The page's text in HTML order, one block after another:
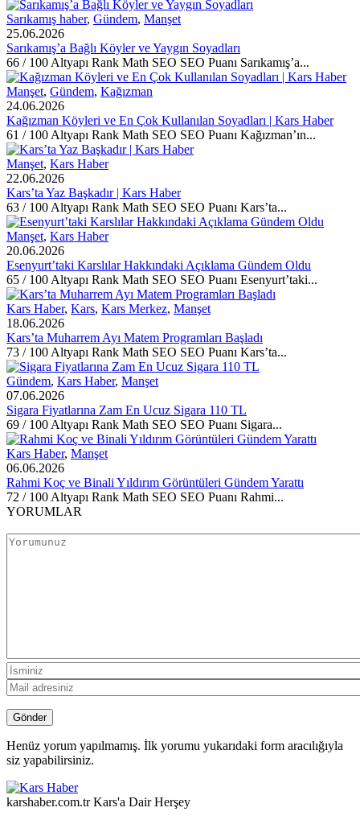
Sarıkamış haber, Gündem, Manşet
25.06.2026
Sarıkamış’a Bağlı Köyler ve Yaygın Soyadları
66 / 100 Altyapı Rank Math SEO SEO Puanı Sarıkamış’a...
Manşet, Gündem, Kağızman
24.06.2026
Kağızman Köyleri ve En Çok Kullanılan Soyadları | Kars Haber
61 / 100 Altyapı Rank Math SEO SEO Puanı Kağızman’ın...
Manşet, Kars Haber
22.06.2026
Kars’ta Yaz Başkadır | Kars Haber
63 / 100 Altyapı Rank Math SEO SEO Puanı Kars’ta...
Manşet, Kars Haber
20.06.2026
Esenyurt’taki Karslılar Hakkındaki Açıklama Gündem Oldu
65 / 100 Altyapı Rank Math SEO SEO Puanı Esenyurt’taki...
Kars Haber, Kars, Kars Merkez, Manşet
18.06.2026
Kars’ta Muharrem Ayı Matem Programları Başladı
73 / 100 Altyapı Rank Math SEO SEO Puanı Kars’ta...
Gündem, Kars Haber, Manşet
07.06.2026
Sigara Fiyatlarına Zam En Ucuz Sigara 110 TL
69 / 100 Altyapı Rank Math SEO SEO Puanı Sigara...
Kars Haber, Manşet
06.06.2026
Rahmi Koç ve Binali Yıldırım Görüntüleri Gündem Yarattı
72 / 100 Altyapı Rank Math SEO SEO Puanı Rahmi...
YORUMLAR
Henüz yorum yapılmamış. İlk yorumu yukarıdaki form aracılığıyla
siz yapabilirsiniz.
karshaber.com.tr Kars'a Dair Herşey